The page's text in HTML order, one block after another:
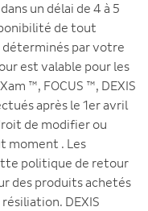
un délai de 4 à 5
de tout
par votre
est valable pour les
™, FOCUS ™, DEXIS
après le 1er avril
de modifier ou
moment . Les
politique de retour
des produits achetés
DEXIS